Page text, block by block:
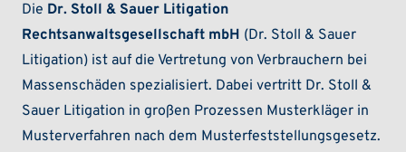
Die Dr. Stoll & Sauer Litigation
Rechtsanwaltsgesellschaft mbH (Dr. Stoll & Sauer
Litigation) ist auf die Vertretung von Verbrauchern bei
Massenschäden spezialisiert. Dabei vertritt Dr. Stoll &
Sauer Litigation in großen Prozessen Musterkläger in
Musterverfahren nach dem Musterfeststellungsgesetz.